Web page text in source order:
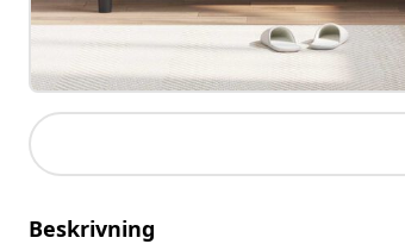
Beskrivning